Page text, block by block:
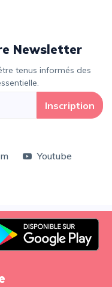
Newsletter
Inscription
Youtube